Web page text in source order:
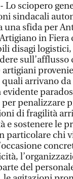
sciopero
sindacali
sfida per
in Fiera
disagi
arrivano da
penalizzare
di fragilità
e sostenere le
particolare chi
del